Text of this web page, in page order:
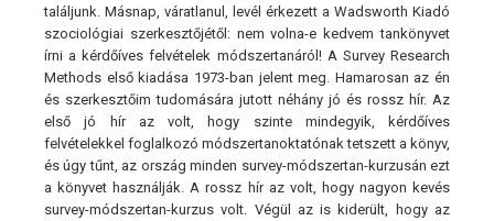
találjunk. Másnap, váratlanul, levél érkezett a Wadsworth Kiadó
szociológiai szerkesztőjétől: nem volna-e kedvem tankönyvet
írni a kérdőíves felvételek módszertanáról! A Survey Research
Methods első kiadása 1973-ban jelent meg. Hamarosan az én
és szerkesztőim tudomására jutott néhány jó és rossz hír. Az
első jó hír az volt, hogy szinte mindegyik, kérdőíves
felvételekkel foglalkozó módszertanoktatónak tetszett a könyv,
és úgy tűnt, az ország minden survey-módszertan-kurzusán ezt
a könyvet használják. A rossz hír az volt, hogy nagyon kevés
survey-módszertan-kurzus volt. Végül az is kiderült, hogy az